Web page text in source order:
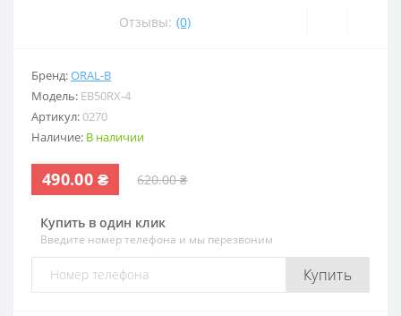
Отзывы: (0)
Бренд:ORAL-B
Модель: EB50RX-4
Артикул:0270
Наличие: В наличии
490.00 ₴ 620.00 ₴
Купить в один клик
Введите номер телефона и мы перезвоним
Купить